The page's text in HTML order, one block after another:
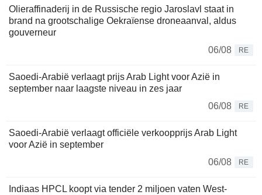
Olieraffinaderij in de Russische regio Jaroslavl staat in
brand na grootschalige Oekraïense droneaanval, aldus
gouverneur
06/08
RE
Saoedi-Arabië verlaagt prijs Arab Light voor Azië in
september naar laagste niveau in zes jaar
06/08
RE
Saoedi-Arabië verlaagt officiële verkoopprijs Arab Light
voor Azië in september
06/08
RE
Indiaas HPCL koopt via tender 2 miljoen vaten West-